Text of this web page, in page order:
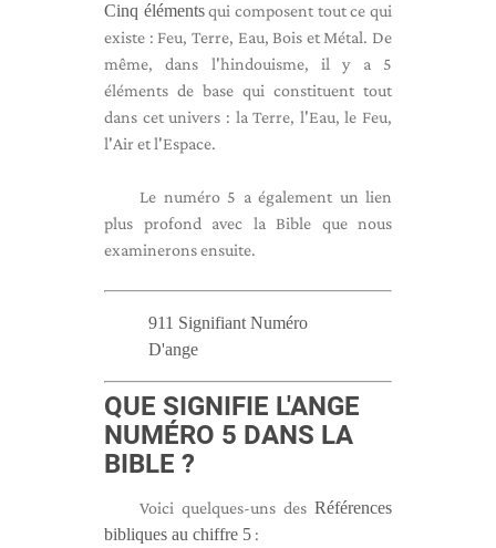
Cinq élémentsqui composent tout ce qui
existe : Feu, Terre, Eau, Bois et Métal. De
même, dans l'hindouisme, il y a 5
éléments de base qui constituent tout
dans cet univers : la Terre, l'Eau, le Feu,
l'Air et l'Espace.
Le numéro 5 a également un lien
plus profond avec la Bible que nous
examinerons ensuite.
911 Signifiant Numéro
D'ange
QUE SIGNIFIE L'ANGE
NUMÉRO 5 DANS LA
BIBLE ?
Voici quelques-uns des Références
bibliques au chiffre 5 :